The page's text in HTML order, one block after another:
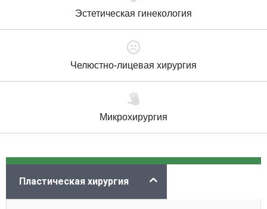
Эстетическая гинекология
Челюстно-лицевая хирургия
Микрохирургия
Категории
Пластическая хирургия